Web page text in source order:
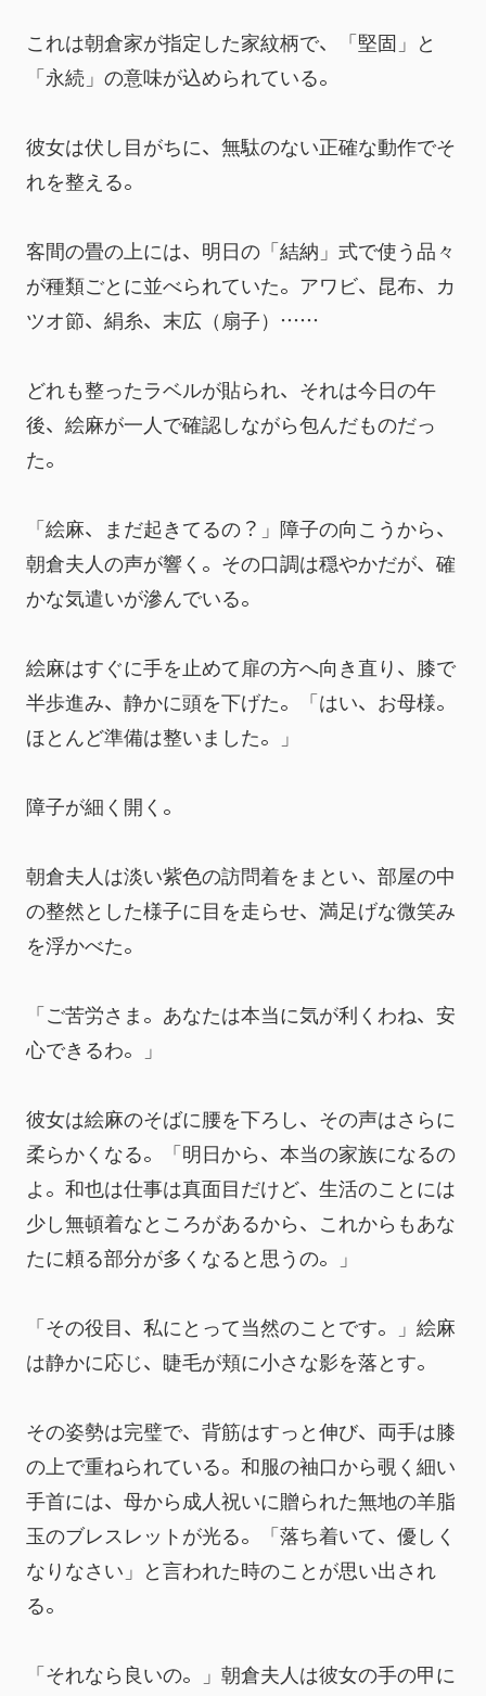
これは朝倉家が指定した家紋柄で、「堅固」と
「永続」の意味が込められている。
彼女は伏し目がちに、無駄のない正確な動作でそ
れを整える。
客間の畳の上には、明日の「結納」式で使う品々
が種類ごとに並べられていた。アワビ、昆布、カ
ツオ節、絹糸、末広（扇子）……
どれも整ったラベルが貼られ、それは今日の午
後、絵麻が一人で確認しながら包んだものだっ
た。
「絵麻、まだ起きてるの？」障子の向こうから、
朝倉夫人の声が響く。その口調は穏やかだが、確
かな気遣いが滲んでいる。
絵麻はすぐに手を止めて扉の方へ向き直り、膝で
半歩進み、静かに頭を下げた。「はい、お母様。
ほとんど準備は整いました。」
障子が細く開く。
朝倉夫人は淡い紫色の訪問着をまとい、部屋の中
の整然とした様子に目を走らせ、満足げな微笑み
を浮かべた。
「ご苦労さま。あなたは本当に気が利くわね、安
心できるわ。」
彼女は絵麻のそばに腰を下ろし、その声はさらに
柔らかくなる。「明日から、本当の家族になるの
よ。和也は仕事は真面目だけど、生活のことには
少し無頓着なところがあるから、これからもあな
たに頼る部分が多くなると思うの。」
「その役目、私にとって当然のことです。」絵麻
は静かに応じ、睫毛が頬に小さな影を落とす。
その姿勢は完璧で、背筋はすっと伸び、両手は膝
の上で重ねられている。和服の袖口から覗く細い
手首には、母から成人祝いに贈られた無地の羊脂
玉のブレスレットが光る。「落ち着いて、優しく
なりなさい」と言われた時のことが思い出され
る。
「それなら良いの。」朝倉夫人は彼女の手の甲に